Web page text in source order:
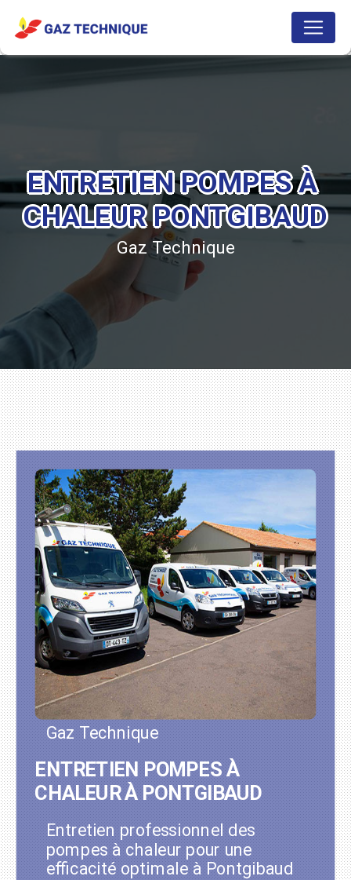
ENTRETIEN POMPES À
CHALEUR PONTGIBAUD
Gaz Technique
Gaz Technique
ENTRETIEN POMPES À
CHALEUR À PONTGIBAUD
Entretien professionnel des
pompes à chaleur pour une
efficacité optimale à Pontgibaud